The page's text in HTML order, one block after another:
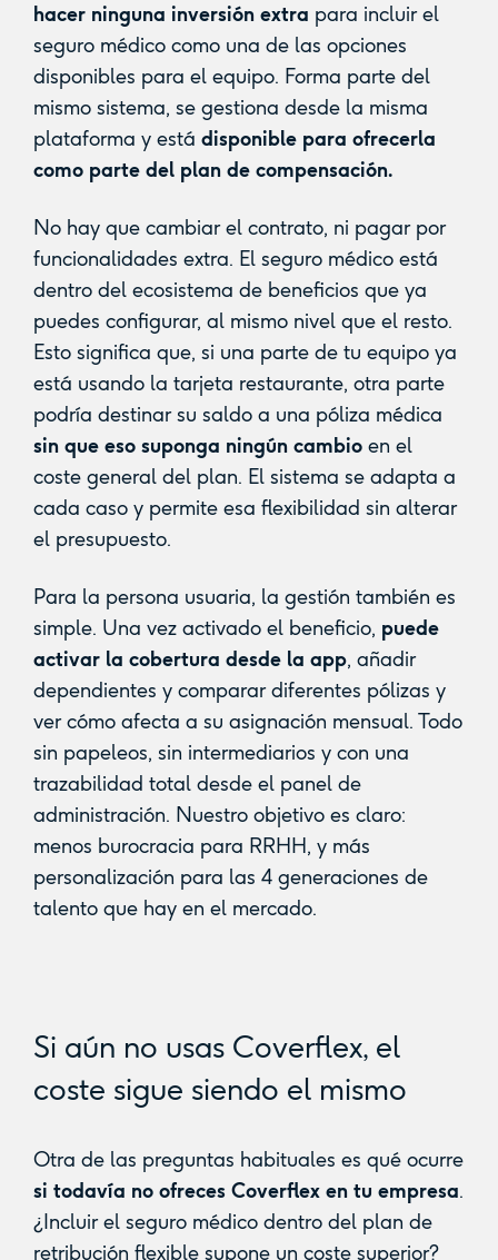
hacer ninguna inversión extra para incluir el
seguro médico como una de las opciones
disponibles para el equipo. Forma parte del
mismo sistema, se gestiona desde la misma
plataforma y está disponible para ofrecerla
como parte del plan de compensación.
No hay que cambiar el contrato, ni pagar por
funcionalidades extra. El seguro médico está
dentro del ecosistema de beneficios que ya
puedes configurar, al mismo nivel que el resto.
Esto significa que, si una parte de tu equipo ya
está usando la tarjeta restaurante, otra parte
podría destinar su saldo a una póliza médica
sin que eso suponga ningún cambioen el
coste general del plan. El sistema se adapta a
cada caso y permite esa flexibilidad sin alterar
el presupuesto.
Para la persona usuaria, la gestión también es
simple. Una vez activado el beneficio, puede
activar la cobertura desde la app, añadir
dependientes y comparar diferentes pólizas y
ver cómo afecta a su asignación mensual. Todo
sin papeleos, sin intermediarios y con una
trazabilidad total desde el panel de
administración. Nuestro objetivo es claro:
menos burocracia para RRHH, y más
personalización para las 4 generaciones de
talento que hay en el mercado.
Si aún no usas Coverflex, el
coste sigue siendo el mismo
Otra de las preguntas habituales es qué ocurre
si todavía no ofreces Coverflex en tu empresa.
¿Incluir el seguro médico dentro del plan de
retribución flexible supone un coste superior?